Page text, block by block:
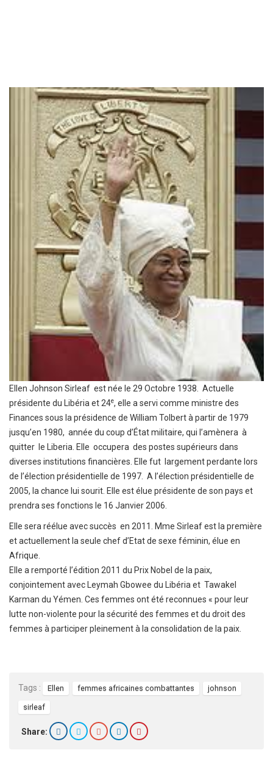
Ellen Johnson Sirleaf est née le 29 Octobre 1938. Actuelle
présidente du Libéria et 24e, elle a servi comme ministre des
Finances sous la présidence de William Tolbert à partir de 1979
jusqu’en 1980, année du coup d’État militaire, qui l’amènera à
quitter le Liberia. Elle occupera des postes supérieurs dans
diverses institutions financières. Elle fut largement perdante lors
de l’élection présidentielle de 1997. A l’élection présidentielle de
2005, la chance lui sourit. Elle est élue présidente de son pays et
prendra ses fonctions le 16 Janvier 2006.
Elle sera réélue avec succès en 2011. Mme Sirleaf est la première
et actuellement la seule chef d’Etat de sexe féminin, élue en
Afrique.
Elle a remporté l’édition 2011 du Prix Nobel de la paix,
conjointement avec Leymah Gbowee du Libéria et Tawakel
Karman du Yémen. Ces femmes ont été reconnues « pour leur
lutte non-violente pour la sécurité des femmes et du droit des
femmes à participer pleinement à la consolidation de la paix.
Tags : Ellen femmes africaines combattantes johnson
sirleaf
Share: